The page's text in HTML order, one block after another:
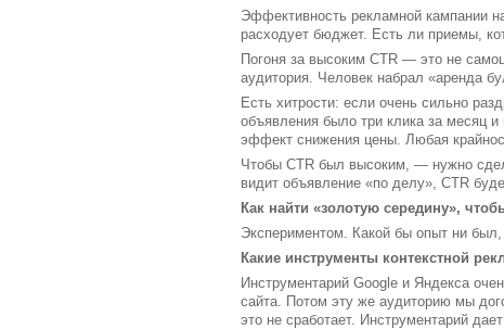
Эффективность рекламной кампании
расходует бюджет. Есть ли приемы,
Погоня за высоким CTR — это не
аудитория. Человек набрал «аренда
Есть хитрости: если очень сильно
объявления было три клика за месяц
эффект снижения цены. Любая
Чтобы CTR был высоким, — нужно
видит объявление «по делу», CTR
Как найти «золотую середину»,
Экспериментом. Какой бы опыт ни
Какие инструменты контекстной
Инструментарий Google и Яндекса
сайта. Потом эту же аудиторию мы
это не сработает. Инструментарий